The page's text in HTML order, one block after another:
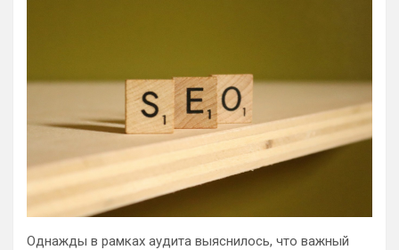
Однажды в рамках аудита выяснилось, что важный